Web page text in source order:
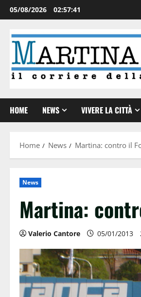
05/08/2026 02:57:42
HOME NEWS VIVERE LA CITTÀ
Home News Martina: contro il
News
Martina:
Valerio Cantore 05/01/2013